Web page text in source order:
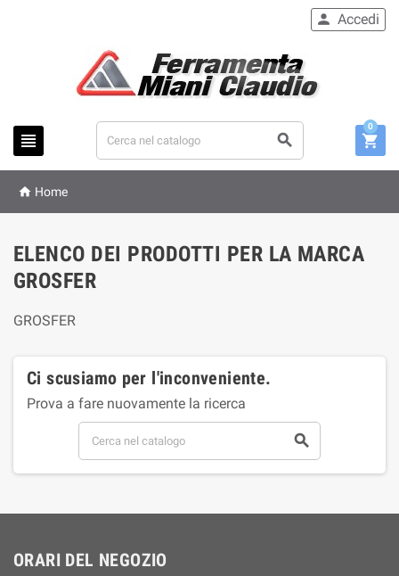
 
 Accedi

0
 Home
ELENCO DEI PRODOTTI PER LA MARCA
GROSFER
GROSFER
Ci scusiamo per l'inconveniente.
Prova a fare nuovamente la ricerca

ORARI DEL NEGOZIO